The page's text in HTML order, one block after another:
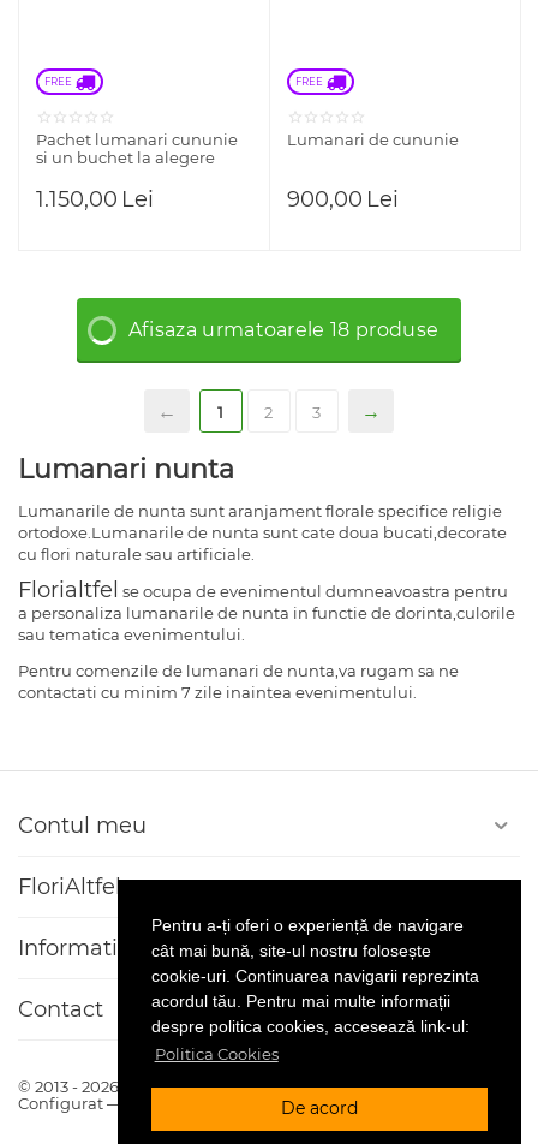
Pentru a-ți oferi o experiență de navigare
cât mai bună, site-ul nostru folosește
cookie-uri. Continuarea navigarii reprezinta
acordul tău. Pentru mai multe informații
despre politica cookies, accesează link-ul:
Politica Cookies
De acord
Lumanari nunta
Lumanarile de nunta sunt aranjament florale specifice religie
ortodoxe.Lumanarile de nunta sunt cate doua bucati,decorate
cu flori naturale sau artificiale.
Florialtfel se ocupa de evenimentul dumneavoastra pentru
a personaliza lumanarile de nunta in functie de dorinta,culorile
sau tematica evenimentului.
Pentru comenzile de lumanari de nunta,va rugam sa ne
contactati cu minim 7 zile inaintea evenimentului.
FREE
Pachet lumanari cununie
si un buchet la alegere
1.150,00 Lei
FREE
Lumanari de cununie
900,00 Lei
Afisaza urmatoarele 18 produse
1 2 3
Contul meu
FloriAltfel
Informatii client
Contact
© 2013 - 2026 Florialtfel.ro. PlatformaCS-CartRealizat si
Configurat —